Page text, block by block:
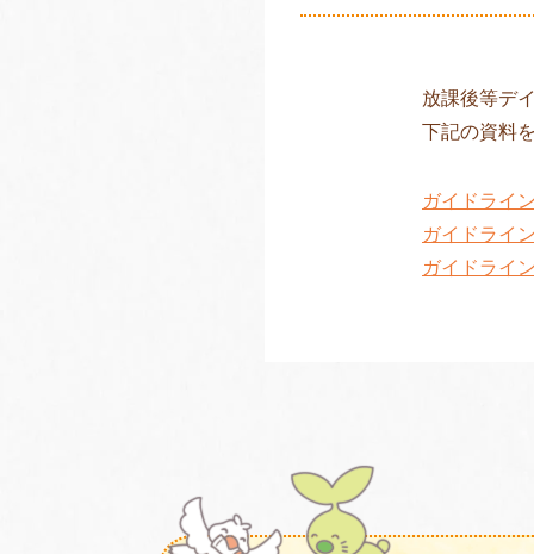
放課後等デ
下記の資料
ガイドライ
ガイドライ
ガイドライ